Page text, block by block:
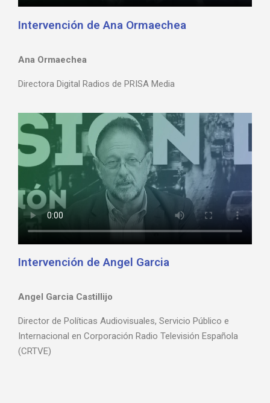
Intervención de Ana Ormaechea
Ana Ormaechea
Directora Digital Radios de PRISA Media
Intervención de Angel Garcia
Angel Garcia Castillijo
Director de Políticas Audiovisuales, Servicio Público e
Internacional en Corporación Radio Televisión Española
(CRTVE)